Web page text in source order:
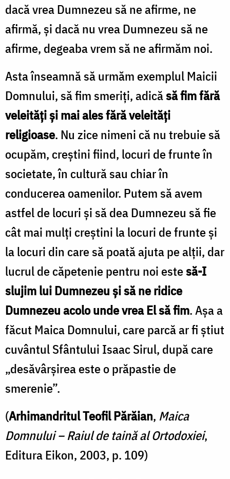
dacă vrea Dumnezeu să ne afirme, ne
afirmă, și dacă nu vrea Dumnezeu să ne
afirme, degeaba vrem să ne afirmăm noi.
Asta înseamnă să urmăm exemplul Maicii
Domnului, să fim smeriți, adicăsă fim fără
veleități și mai ales fără veleități
religioase. Nu zice nimeni că nu trebuie să
ocupăm, creștini fiind, locuri de frunte în
societate, în cultură sau chiar în
conducerea oamenilor. Putem să avem
astfel de locuri și să dea Dumnezeu să fie
cât mai mulți creștini la locuri de frunte și
la locuri din care să poată ajuta pe alții, dar
lucrul de căpetenie pentru noi estesă-I
slujim lui Dumnezeu și să ne ridice
Dumnezeu acolo unde vrea El să fim. Așa a
făcut Maica Domnului, care parcă ar fi știut
cuvântul Sfântului Isaac Sirul, după care
„desăvârșirea este o prăpastie de
smerenie”.
(Arhimandritul Teofil Părăian, Maica
Domnului – Raiul de taină al Ortodoxiei,
Editura Eikon, 2003, p. 109)